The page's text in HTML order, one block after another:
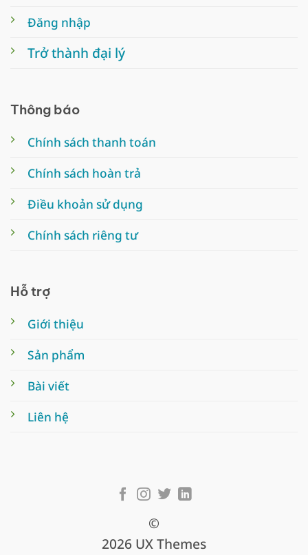
Đăng nhập
Trở thành đại lý
Thông báo
Chính sách thanh toán
Chính sách hoàn trả
Điều khoản sử dụng
Chính sách riêng tư
Hỗ trợ
Giới thiệu
Sản phẩm
Bài viết
Liên hệ
©
2026 UX Themes